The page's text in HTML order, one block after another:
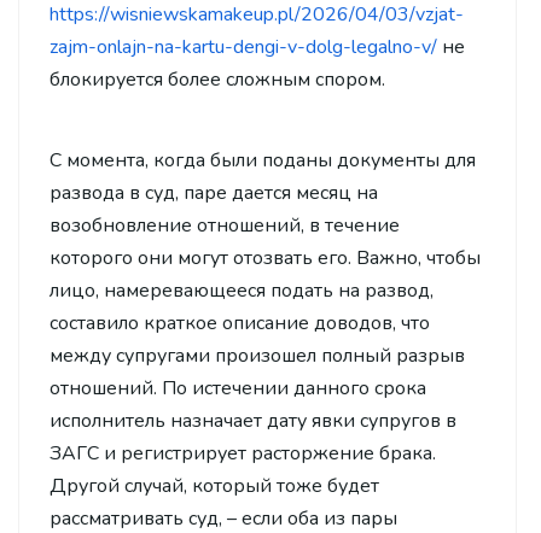
https://wisniewskamakeup.pl/2026/04/03/vzjat-
zajm-onlajn-na-kartu-dengi-v-dolg-legalno-v/ не
блокируется более сложным спором.
С момента, когда были поданы документы для
развода в суд, паре дается месяц на
возобновление отношений, в течение
которого они могут отозвать его. Важно, чтобы
лицо, намеревающееся подать на развод,
составило краткое описание доводов, что
между супругами произошел полный разрыв
отношений. По истечении данного срока
исполнитель назначает дату явки супругов в
ЗАГС и регистрирует расторжение брака.
Другой случай, который тоже будет
рассматривать суд, – если оба из пары